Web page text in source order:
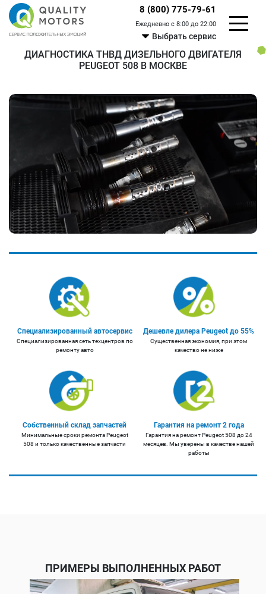
8 (800) 775-79-61
Ежедневно с 8:00 до 22:00
Выбрать сервис
ДИАГНОСТИКА ТНВД ДИЗЕЛЬНОГО ДВИГАТЕЛЯ
PEUGEOT 508 В МОСКВЕ
Специализированный автосервис
Специализированная сеть техцентров по
ремонту авто
Дешевле дилера Peugeot до 55%
Существенная экономия, при этом
качество не ниже
Собственный склад запчастей
Минимальные сроки ремонта Peugeot
508 и только качественные запчасти
Гарантия на ремонт 2 года
Гарантия на ремонт Peugeot 508 до 24
месяцев. Мы уверены в качестве нашей
работы
ПРИМЕРЫ ВЫПОЛНЕННЫХ РАБОТ